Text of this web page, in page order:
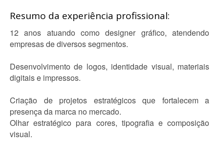
Resumo da experiência profissional:
12 anos atuando como designer gráfico, atendendo
empresas de diversos segmentos.
Desenvolvimento de logos, identidade visual, materiais
digitais e impressos.
Criação de projetos estratégicos que fortalecem a
presença da marca no mercado.
Olhar estratégico para cores, tipografia e composição
visual.